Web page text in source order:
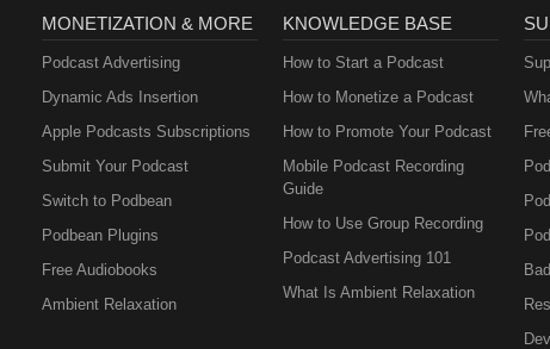
MONETIZATION & MORE
Podcast Advertising
Dynamic Ads Insertion
Apple Podcasts Subscriptions
Submit Your Podcast
Switch to Podbean
Podbean Plugins
Free Audiobooks
Ambient Relaxation
KNOWLEDGE BASE
How to Start a Podcast
How to Monetize a Podcast
How to Promote Your Podcast
Mobile Podcast Recording
Guide
How to Use Group Recording
Podcast Advertising 101
What Is Ambient Relaxation